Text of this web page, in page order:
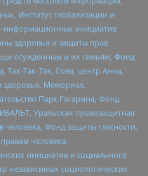
Институт глобализации и
информационных инициатив
здоровья и защиты прав
осужденным и их семьям, Фонд
Так-Так-Так, Сова, центр Анна,
здоровья, Мемориал,
Парк Гагарина, Фонд
Уральская правозащитная
Фонд защиты гласности,
человека,
инициатив и социального
независимых социологических